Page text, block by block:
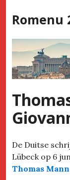
to
Romenu
De Duitse
Lübeck op 6
Thomas Mann